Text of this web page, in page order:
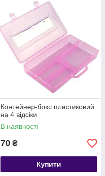
Контейнер-бокс пластиковий
на 4 відсіки
В наявності
70 ₴
Купити